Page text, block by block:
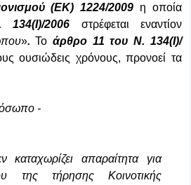
(ΕΚ) 1224/2009 η οποία
134(Ι)/2006 στρέφεται εναντίον
».Το άρθρο 11 του Ν. 134(Ι)/
ουσιώδεις χρόνους, προνοεί τα
-
απαραίτητα για
της τήρησης Κοινοτικής